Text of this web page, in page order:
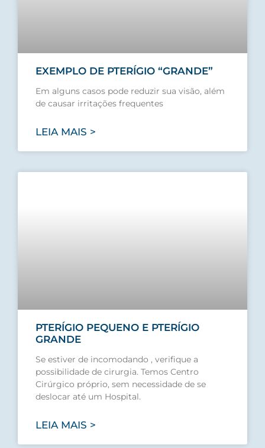
EXEMPLO DE PTERÍGIO “GRANDE”
Em alguns casos pode reduzir sua visão, além
de causar irritações frequentes
LEIA MAIS >
PTERÍGIO PEQUENO E PTERÍGIO
GRANDE
Se estiver de incomodando , verifique a
possibilidade de cirurgia. Temos Centro
Cirúrgico próprio, sem necessidade de se
deslocar até um Hospital.
LEIA MAIS >